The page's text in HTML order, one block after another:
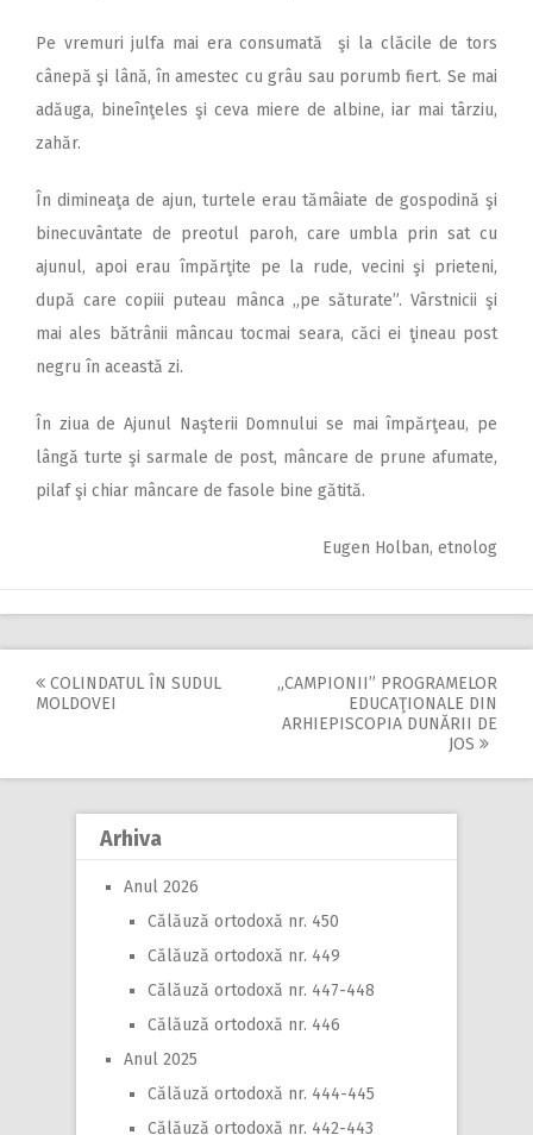
Pe vremuri julfa mai era consumată şi la clăcile de tors
cânepă şi lână, în amestec cu grâu sau porumb fiert. Se mai
adăuga, bineînţeles şi ceva miere de albine, iar mai târziu,
zahăr.
În dimineaţa de ajun, turtele erau tămâiate de gospodină şi
binecuvântate de preotul paroh, care umbla prin sat cu
ajunul, apoi erau împărţite pe la rude, vecini şi prieteni,
după care copiii puteau mânca „pe săturate”. Vârstnicii şi
mai ales bătrânii mâncau tocmai seara, căci ei ţineau post
negru în această zi.
În ziua de Ajunul Naşterii Domnului se mai împărţeau, pe
lângă turte şi sarmale de post, mâncare de prune afumate,
pilaf şi chiar mâncare de fasole bine gătită.
Eugen Holban, etnolog
Post
COLINDATUL ÎN SUDUL
MOLDOVEI
„CAMPIONII” PROGRAMELOR
EDUCAŢIONALE DIN
ARHIEPISCOPIA DUNĂRII DE
JOS
Arhiva
Anul 2026
Călăuză ortodoxă nr. 450
Călăuză ortodoxă nr. 449
Călăuză ortodoxă nr. 447-448
Călăuză ortodoxă nr. 446
Anul 2025
Călăuză ortodoxă nr. 444-445
Călăuză ortodoxă nr. 442-443